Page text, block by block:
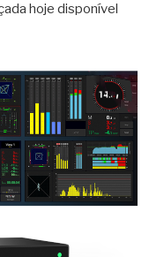
hoje disponível